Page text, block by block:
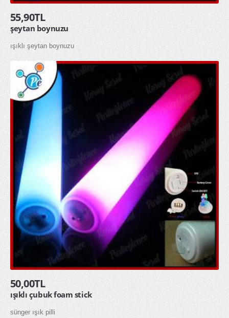
55,90TL
şeytan boynuzu
ışıklı şeytan boynuzu
50,00TL
ışıklı çubuk foam stick
sünger ışık pilli